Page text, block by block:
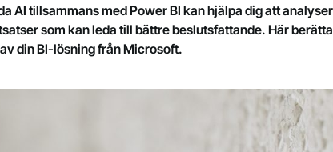
AI tillsammans med Power BI kan hjälpa dig att
som kan leda till bättre beslutsfattande. Här
din BI-lösning från Microsoft.